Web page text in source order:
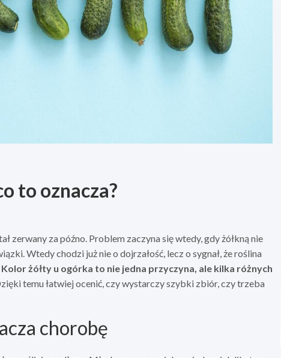
to oznacza?
zerwany za późno. Problem zaczyna się wtedy, gdy żółkną nie
Wtedy chodzi już nie o dojrzałość, lecz o sygnał, że roślina
Kolor żółty u ogórka to nie jedna przyczyna, ale kilka różnych
temu łatwiej ocenić, czy wystarczy szybki zbiór, czy trzeba
chorobę